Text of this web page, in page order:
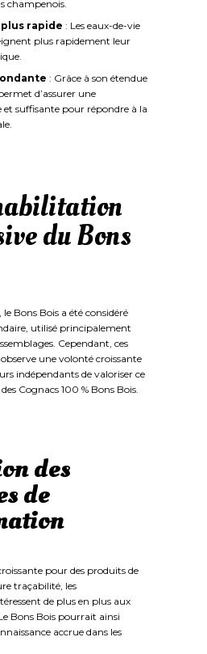
champenois.
rapide : Les eaux-de-vie
plus rapidement leur
: Grâce à son étendue
d’assurer une
suffisante pour répondre à la
du Bons
Bons Bois a été considéré
utilisé principalement
Cependant, ces
une volonté croissante
indépendants de valoriser ce
Cognacs 100 % Bons Bois.
des
de
pour des produits de
traçabilité, les
de plus en plus aux
Bons Bois pourrait ainsi
accrue dans les